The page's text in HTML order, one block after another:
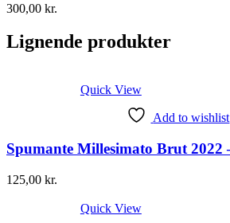
300,00 kr.
Lignende produkter
Quick View
Add to wishlist
Spumante Millesimato Brut 2022
125,00 kr.
Quick View